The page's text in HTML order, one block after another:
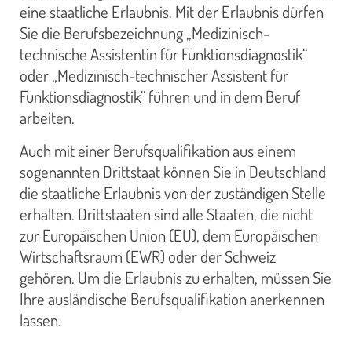
eine staatliche Erlaubnis. Mit der Erlaubnis dürfen
Sie die Berufsbezeichnung „Medizinisch-
technische Assistentin für Funktionsdiagnostik“
oder „Medizinisch-technischer Assistent für
Funktionsdiagnostik“ führen und in dem Beruf
arbeiten.
Auch mit einer Berufsqualifikation aus einem
sogenannten Drittstaat können Sie in Deutschland
die staatliche Erlaubnis von der zuständigen Stelle
erhalten. Drittstaaten sind alle Staaten, die nicht
zur Europäischen Union (EU), dem Europäischen
Wirtschaftsraum (EWR) oder der Schweiz
gehören. Um die Erlaubnis zu erhalten, müssen Sie
Ihre ausländische Berufsqualifikation anerkennen
lassen.